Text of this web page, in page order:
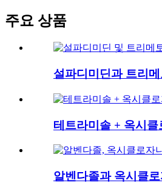
주요 상품
설파디미딘과 트리
테트라미솔 + 옥시클
알벤다졸과 옥시클